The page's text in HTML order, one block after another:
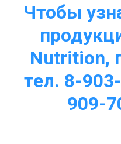
Чтобы
Nutrition,
тел. 8-
909-